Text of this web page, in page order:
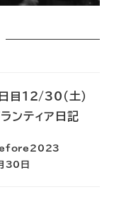
日目12/30(土)
ンティア日記
30日